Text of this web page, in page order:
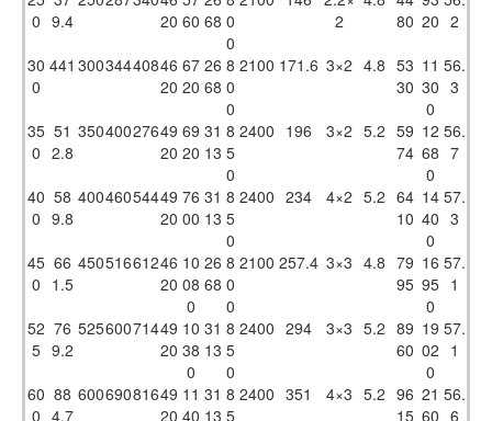
0 9.4
20 60 68 0
0
2
80 20 2
30
0
441 30034440846
20
67
20
26
68
8
0
0
2100 171.6 3×2 4.8 53
30
11
30
0
56.
3
35
0
51
2.8
35040027649
20
69
20
31
13
8
5
0
2400 196 3×2 5.2 59
74
12
68
0
56.
7
40
0
58
9.8
40046054449
20
76
00
31
13
8
5
0
2400 234 4×2 5.2 64
10
14
40
0
57.
3
45
0
66
1.5
45051661246
20
10
08
0
26
68
8
0
0
2100 257.4 3×3 4.8 79
95
16
95
0
57.
1
52
5
76
9.2
52560071449
20
10
38
0
31
13
8
5
0
2400 294 3×3 5.2 89
60
19
02
0
57.
1
60
0
88
4.7
60069081649
20
11
40
31
13
8
5
2400 351 4×3 5.2 96
15
21
60
56.
6